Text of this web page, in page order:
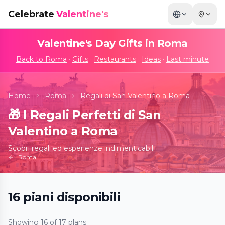
Celebrate Valentine's
Valentine's Day Gifts in Roma
Back to Roma · Gifts · Restaurants · Ideas · Last minute
Home Roma Regali di San Valentino a Roma
🎁 I Regali Perfetti di San
Valentino a Roma
Scopri regali ed esperienze indimenticabili
Roma
16 piani disponibili
Showing 16 of17 plans